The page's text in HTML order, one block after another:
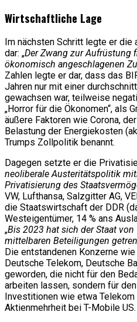
Wirtschaftliche Lage
Im nächsten Schritt legte er
dar: „Der Zwang zur Aufrüstung
ökonomisch angeschlagenen
Zahlen legte er dar, dass das
Jahren nur mit einer
gewachsen war, teilweise
„Horror für die Ökonomen“, als
äußere Faktoren wie Corona,
Belastung der Energiekosten
Trumps Zollpolitik benannt.
Dagegen setzte er die
neoliberale Austeritätspolitik
Privatisierung des
VW, Lufthansa, Salzgitter AG,
die Staatswirtschaft der DDR
Westeigentümer, 14 % ans
„Bis 2023 hat sich der Staat
mittelbaren Beteiligungen
Die entstandenen Konzerne
Deutsche Telekom, Deutsche
geworden, die nicht für den
arbeiten lassen, sondern für
Investitionen wie etwa
Aktienmehrheit bei T-Mobile US.